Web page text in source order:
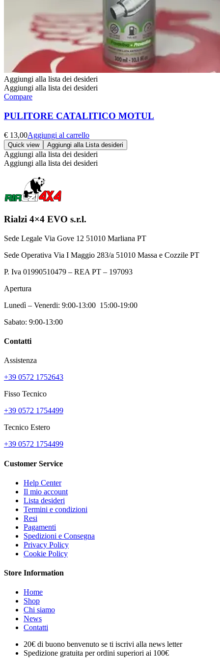
Aggiungi alla lista dei desideri
Aggiungi alla lista dei desideri
Compare
PULITORE CATALITICO MOTUL
€ 13,00Aggiungi al carrello
Quick view Aggiungi alla Lista desideri
Aggiungi alla lista dei desideri
Aggiungi alla lista dei desideri
Rialzi 4×4 EVO s.r.l.
Sede Legale Via Gove 12 51010 Marliana PT
Sede Operativa Via I Maggio 283/a 51010 Massa e Cozzile PT
P. Iva 01990510479 – REA PT – 197093
Apertura
Lunedì – Venerdi: 9:00-13:00 15:00-19:00
Sabato: 9:00-13:00
Contatti
Assistenza
+39 0572 1752643
Fisso Tecnico
+39 0572 1754499
Tecnico Estero
+39 0572 1754499
Customer Service
Help Center
Il mio account
Lista desideri
Termini e condizioni
Resi
Pagamenti
Spedizioni e Consegna
Privacy Policy
Cookie Policy
Store Information
Home
Shop
Chi siamo
News
Contatti
20€ di buono benvenuto se ti iscrivi alla news letter
Spedizione gratuita per ordini superiori ai 100€